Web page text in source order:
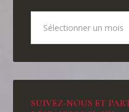
SUIVEZ-NOUS ET